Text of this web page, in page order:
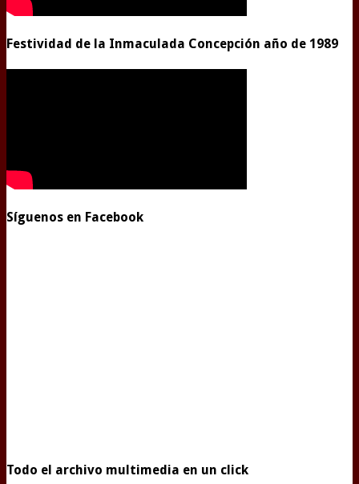
Festividad de la Inmaculada Concepción año de 1989
Síguenos en Facebook
Todo el archivo multimedia en un click